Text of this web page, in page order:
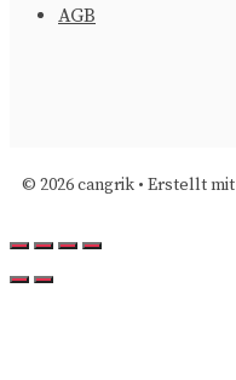
AGB
© 2026 cangrik • Erstellt mit